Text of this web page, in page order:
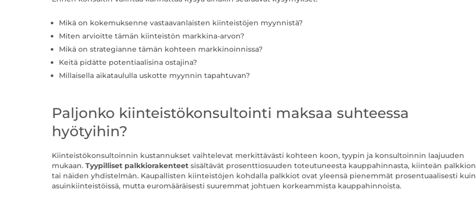
Mikä on kokemuksenne vastaavanlaisten kiinteistöjen myynnistä?
Miten arvioitte tämän kiinteistön markkina-arvon?
Mikä on strategianne tämän kohteen markkinoinnissa?
Keitä pidätte potentiaalisina ostajina?
Millaisella aikataululla uskotte myynnin tapahtuvan?
Paljonko kiinteistökonsultointi maksaa suhteessa
hyötyihin?
Kiinteistökonsultoinnin kustannukset vaihtelevat merkittävästi kohteen koon, tyypin ja konsultoinnin laajuuden
mukaan. Tyypilliset palkkiorakenteet sisältävät prosenttiosuuden toteutuneesta kauppahinnasta, kiinteän palkkion
tai näiden yhdistelmän. Kaupallisten kiinteistöjen kohdalla palkkiot ovat yleensä pienemmät prosentuaalisesti kuin
asuinkiinteistöissä, mutta euromääräisesti suuremmat johtuen korkeammista kauppahinnoista.